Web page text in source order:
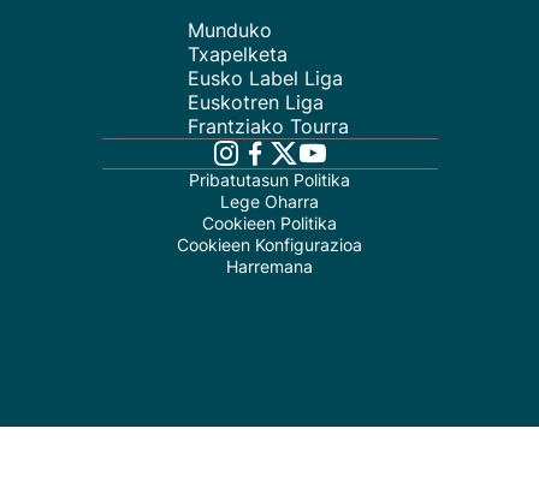
Munduko
Txapelketa
Eusko Label Liga
Euskotren Liga
Frantziako Tourra
Pribatutasun Politika
Lege Oharra
Cookieen Politika
Cookieen Konfigurazioa
Harremana